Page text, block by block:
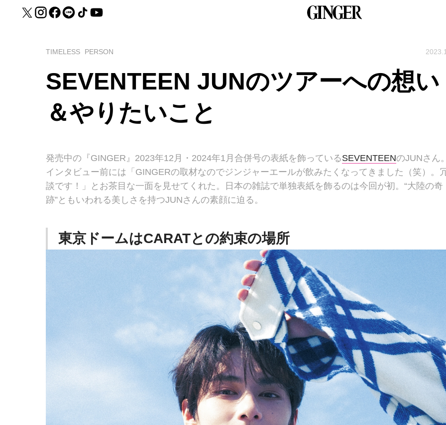
TIMELESS PERSON
SEVENTEEN JUNのツアーへの想い
＆やりたいこと
発売中の『GINGER』2023年12月・2024年1月合併号の表紙を飾っているSEVENTEENのJUNさん
インタビュー前には「GINGERの取材なのでジンジャーエールが飲みたくなってきました（笑）。
談です！」とお茶目な一面を見せてくれた。日本の雑誌で単独表紙を飾るのは今回が初。“大陸の奇
跡”ともいわれる美しさを持つJUNさんの素顔に迫る。
東京ドームはCARATとの約束の場所